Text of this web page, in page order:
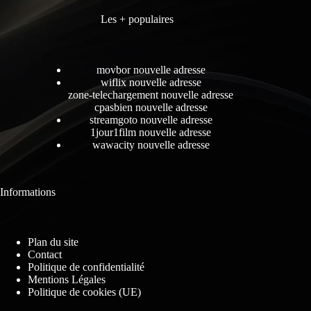
Les + populaires
movbor nouvelle adresse
wiflix nouvelle adresse
zone-telechargement nouvelle adresse
cpasbien nouvelle adresse
streamgoto nouvelle adresse
1jour1film nouvelle adresse
wawacity nouvelle adresse
Informations
Plan du site
Contact
Politique de confidentialité
Mentions Légales
Politique de cookies (UE)